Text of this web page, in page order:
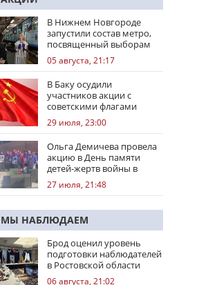
В Нижнем Новгороде
запустили состав метро,
посвященный выборам
05 августа, 21:17
В Баку осудили
участников акции с
советскими флагами
29 июля, 23:00
Ольга Демичева провела
акцию в День памяти
детей-жертв войны в
Донбассе
27 июля, 21:48
МЫ НАБЛЮДАЕМ
Брод оценил уровень
подготовки наблюдателей
в Ростовской области
06 августа, 21:02